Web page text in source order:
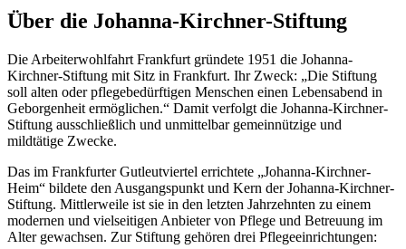
Über die Johanna-Kirchner-Stiftung
Die Arbeiterwohlfahrt Frankfurt gründete 1951 die Johanna-
Kirchner-Stiftung mit Sitz in Frankfurt. Ihr Zweck: „Die Stiftung
soll alten oder pflegebedürftigen Menschen einen Lebensabend in
Geborgenheit ermöglichen.“ Damit verfolgt die Johanna-Kirchner-
Stiftung ausschließlich und unmittelbar gemeinnützige und
mildtätige Zwecke.
Das im Frankfurter Gutleutviertel errichtete „Johanna-Kirchner-
Heim“ bildete den Ausgangspunkt und Kern der Johanna-Kirchner-
Stiftung. Mittlerweile ist sie in den letzten Jahrzehnten zu einem
modernen und vielseitigen Anbieter von Pflege und Betreuung im
Alter gewachsen. Zur Stiftung gehören drei Pflegeeinrichtungen: